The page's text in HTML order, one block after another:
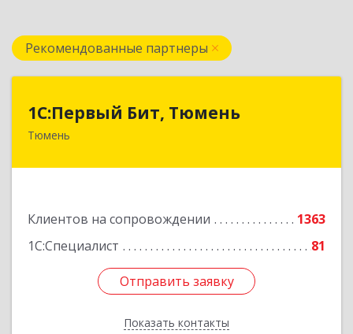
Рекомендованные партнеры
1С:Первый Бит, Тюмень
Тюмень
Клиентов на сопровождении
1363
1С:Специалист
81
Отправить заявку
Показать контакты
1С:Первый Бит, Тюмень
625000, Тюменская обл, Тюмень г, Республики
Отправить заявку
Назад